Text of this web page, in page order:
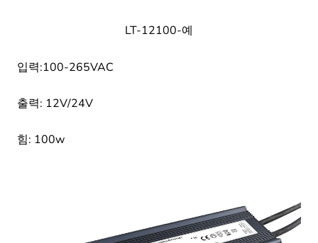
LT-12100-예
입력:100-265VAC
출력: 12V/24V
힘: 100w